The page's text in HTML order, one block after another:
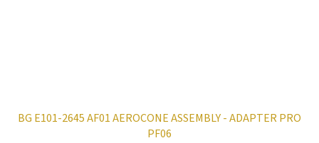
BG E101-2645 AF01 AEROCONE ASSEMBLY - ADAPTER PRO
PF06